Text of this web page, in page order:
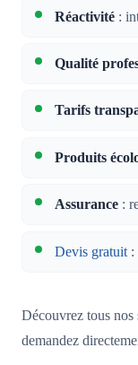
Réactivité :
Qualité
Tarifs
Produits
Assurance :
Devis gratuit :
Découvrez tous nos
demandez